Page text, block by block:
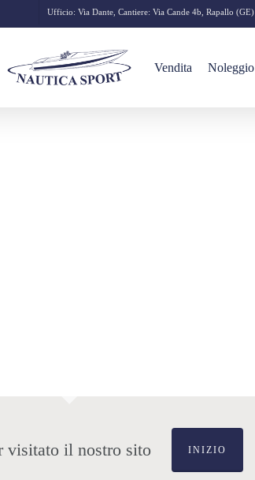
Ufficio: Via Dante, Cantiere: Via Cande 4b, Rapallo (GE)
Vendita Noleggio
visitato il nostro sito INIZIO